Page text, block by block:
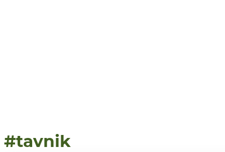
#tavnik